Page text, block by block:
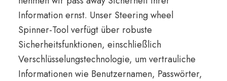
Information ernst. Unser Steering wheel
Spinner-Tool verfügt über robuste
Sicherheitsfunktionen, einschließlich
Verschlüsselungstechnologie, um vertrauliche
Informationen wie Benutzernamen, Passwörter,